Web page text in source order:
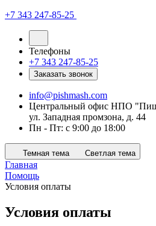
+7 343 247-85-25
Телефоны
+7 343 247-85-25
Заказать звонок
info@pishmash.com
Центральный офис НПО
ул. Западная промзона, д. 44
Пн - Пт: с 9:00 до 18:00
Темная тема Светлая тема
Главная
Помощь
Условия оплаты
Условия оплаты